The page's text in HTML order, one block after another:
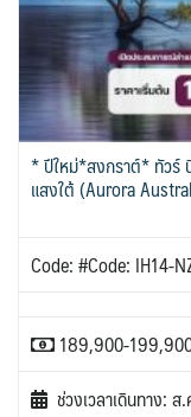
JPN ญี่ปุ่น 70
KAZ คาซัคสถาน 19
KGZ คีร์กีซสถาน 4
LBN เลบานอน 0
MDV มัลดีฟส์ 0
MMR เมียนมาร์
PHL ฟิลิปปินส์ 1
SYR ซีเรีย 0
TJK ทาจิกิสถาน
HRV โครเอเชีย 3
CZE เช็ก 0
FRO หมู่เกาะแฟโร
DEU เยอรมนี 3
ITA อิตาลี
NLD เนเธอร์แลนด์
POL โปแลนด์
ทัวร์ อันซีน ประเทศ
เอธิโอเปีย -
* ปีใหม่*สงกราต์* ทัวร์
แสงใต้ (Aurora
Code: #Code: IH14-
189,900-
ช่วงเวลาเดินทาง: